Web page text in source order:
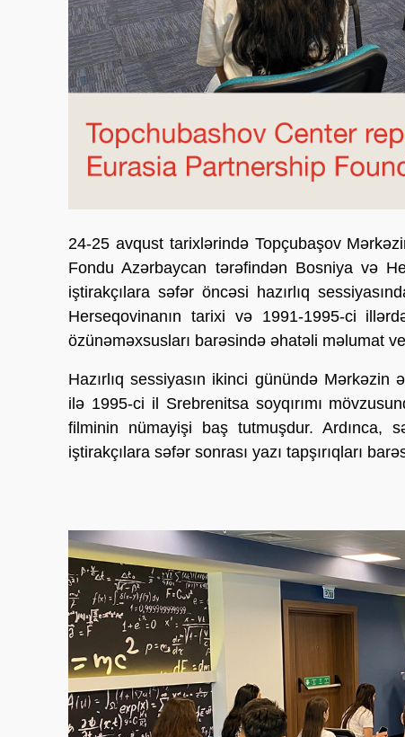
24-25 avqust tarixlərində Topçubaşov
Fondu Azərbaycan tərəfindən Bosniya və
iştirakçılara səfər öncəsi hazırlıq
Herseqovinanın tarixi və 1991-1995-ci
özünəməxsusları barəsində əhatəli məlumat
Hazırlıq sessiyasın ikinci günündə Mərkəzin
ilə 1995-ci il Srebrenitsa soyqırımı
filminin nümayişi baş tutmuşdur. Ardınca,
iştirakçılara səfər sonrası yazı tapşırıqları